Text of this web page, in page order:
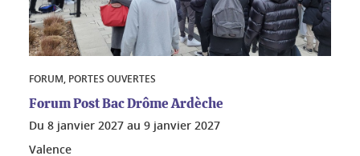
FORUM, PORTES OUVERTES
Forum Post Bac Drôme Ardèche
Du 8 janvier 2027 au 9 janvier 2027
Valence